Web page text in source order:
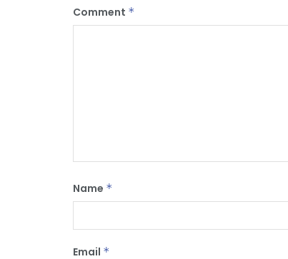
Comment *
Name *
Email *